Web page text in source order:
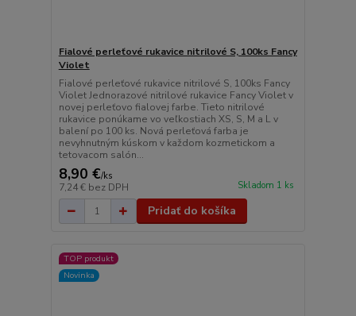
Fialové perleťové rukavice nitrilové S, 100ks Fancy
Violet
Fialové perleťové rukavice nitrilové S, 100ks Fancy
Violet Jednorazové nitrilové rukavice Fancy Violet v
novej perleťovo fialovej farbe. Tieto nitrilové
rukavice ponúkame vo veľkostiach XS, S, M a L v
balení po 100 ks. Nová perleťová farba je
nevyhnutným kúskom v každom kozmetickom a
tetovacom salón...
8,90 €/ks
7,24 € bez DPH Skladom 1 ks
Pridať do košíka
TOP produkt
Novinka